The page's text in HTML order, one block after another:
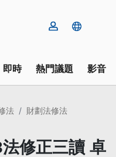
即時 熱門議題 影音
法 財劃法修法
修正三讀 卓